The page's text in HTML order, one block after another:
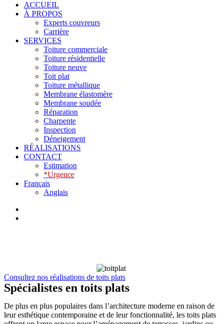
ACCUEIL
À PROPOS
Experts couvreurs
Carrière
SERVICES
Toiture commerciale
Toiture résidentielle
Toiture neuve
Toit plat
Toiture métallique
Membrane élastomère
Membrane soudée
Réparation
Charpente
Inspection
Déneigement
RÉALISATIONS
CONTACT
Estimation
*Urgence
Français
Anglais
Consultez nos réalisations de toits plats
Spécialistes en toits plats
De plus en plus populaires dans l’architecture moderne en raison de
leur esthétique contemporaine et de leur fonctionnalité, les toits plats